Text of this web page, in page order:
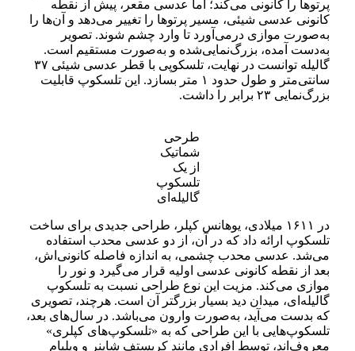
پرتوها را کانونی می‌کند؛ اما عدسی مقعر، پیش از نقطه
کانونی عدسی شیئی، مسیر پرتو‌ها را تغییر می‌دهد و آن‌ها را
به‌صورت موازی درمی‌آورد تا وارد چشم شوند. تصویر
به‌دست آمده، بزرگ‌نمایی‌شده و به‌صورت مستقیم است.
گالیله توانست در نهایت، تلسکوپی با قطر عدسی شیئی ۳۷
سانتی‌متر و طول حدود ۱ متر بسازد. این تلسکوپ قابلیت
بزرگ‌نمایی ۲۳ برابر را داشت.
طرحی
شماتیک
از یک
تلسکوپ
گالیله‌ای
در ۱۶۱۱ میلادی، یوهانس کپلر، طراحی جدیدی برای ساخت
تلسکوپ ارائه داد که در آن، از دو عدسی محدب استفاده
می‌شد. عدسی محدب چشمی، به اندازه فاصله کانونی‌اش،
بعد از نقطه کانونی عدسی اولیه قرار می‌گیرد و نور را
موازی می‌کند. مزیت این نوع طراحی نسبت به تلسکوپ
گالیله‌ای،‌ میدان دید بسیار بزرگتر آن است. هرچند، تصویری
که بدست می‌آيد، به‌صورت وارون می‌باشد. در سال‌های بعد،
تلسکوپ‌هایی با این طراحی که به «تلسکوپ‌های کپلری»
معروف‌اند، توسط افرادی مانند کریستف شاینر و ویلیام